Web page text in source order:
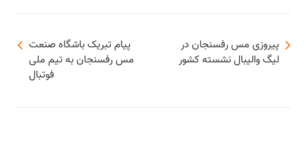
پیام تبریک باشگاه صنعت
مس رفسنجان به تیم ملی
فوتبال
پیروزی مس رفسنجان در
لیگ والیبال نشسته کشور